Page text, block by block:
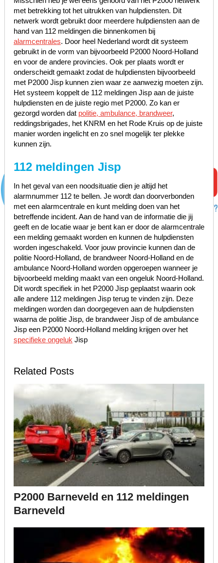
met betrekking tot het uitrukken van hulpdiensten. Dit
netwerk wordt gebruikt door meerdere hulpdiensten aan de
hand van 112 meldingen die binnenkomen bij
alarmcentrales. Door heel Nederland wordt dit systeem
gebruikt in de vorm van bijvoorbeeld P2000 Noord-Holland
en voor de andere provincies. Ook per plaats wordt er
onderscheidt gemaakt zodat de hulpdiensten bijvoorbeeld
met P2000 Jisp kunnen zien waar ze aanwezig moeten zijn.
Het systeem koppelt de 112 meldingen Jisp aan de juiste
hulpdiensten en de juiste regio met P2000. Zo kan er
gezorgd worden dat politie, ambulance, brandweer,
reddingsbrigades, het KNRM en het Rode Kruis op de juiste
manier worden ingelicht en zo snel mogelijk ter plekke
kunnen zijn.
112 meldingen Jisp
In het geval van een noodsituatie dien je altijd het
alarmnummer 112 te bellen. Je wordt dan doorverbonden
met een alarmcentrale en kunt melding doen van het
betreffende incident. Aan de hand van de informatie die jij
geeft en de locatie waar je bent kan er door de alarmcentrale
een melding gemaakt worden en kunnen de hulpdiensten
worden ingeschakeld. Voor jouw provincie kunnen dan de
politie Noord-Holland, de brandweer Noord-Holland en de
ambulance Noord-Holland worden opgeroepen wanneer je
bijvoorbeeld melding maakt van een ongeluk Noord-Holland.
Dit wordt specifiek in het P2000 Jisp geplaatst waarin ook
alle andere 112 meldingen Jisp terug te vinden zijn. Deze
meldingen worden dan doorgegeven aan de hulpdiensten
waarna de politie Jisp, de brandweer Jisp of de ambulance
Jisp een P2000 Noord-Holland melding krijgen over het
specifieke ongelukJisp
Related Posts
P2000 Barneveld en 112 meldingen
Barneveld